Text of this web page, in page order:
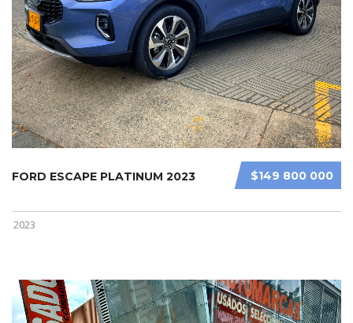
$149 800 000
FORD ESCAPE PLATINUM 2023
2023